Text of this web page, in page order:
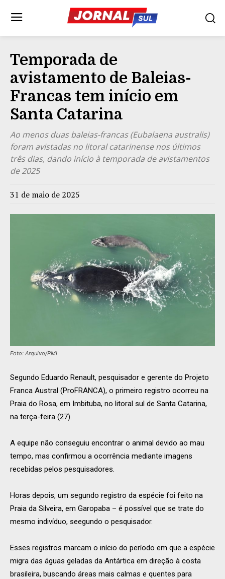
Temporada de
avistamento de Baleias-
Francas tem início em
Santa Catarina
Ao menos duas baleias-francas (Eubalaena australis)
foram avistadas no litoral catarinense nos últimos
três dias, dando início à temporada de avistamentos
de 2025
31 de maio de 2025
Foto: Arquivo/PMI
Segundo Eduardo Renault, pesquisador e gerente do Projeto
Franca Austral (ProFRANCA), o primeiro registro ocorreu na
Praia do Rosa, em Imbituba, no litoral sul de Santa Catarina,
na terça-feira (27).
A equipe não conseguiu encontrar o animal devido ao mau
tempo, mas confirmou a ocorrência mediante imagens
recebidas pelos pesquisadores.
Horas depois, um segundo registro da espécie foi feito na
Praia da Silveira, em Garopaba – é possível que se trate do
mesmo indivíduo, seegundo o pesquisador.
Esses registros marcam o início do período em que a espécie
migra das águas geladas da Antártica em direção à costa
brasileira, buscando áreas mais calmas e quentes para